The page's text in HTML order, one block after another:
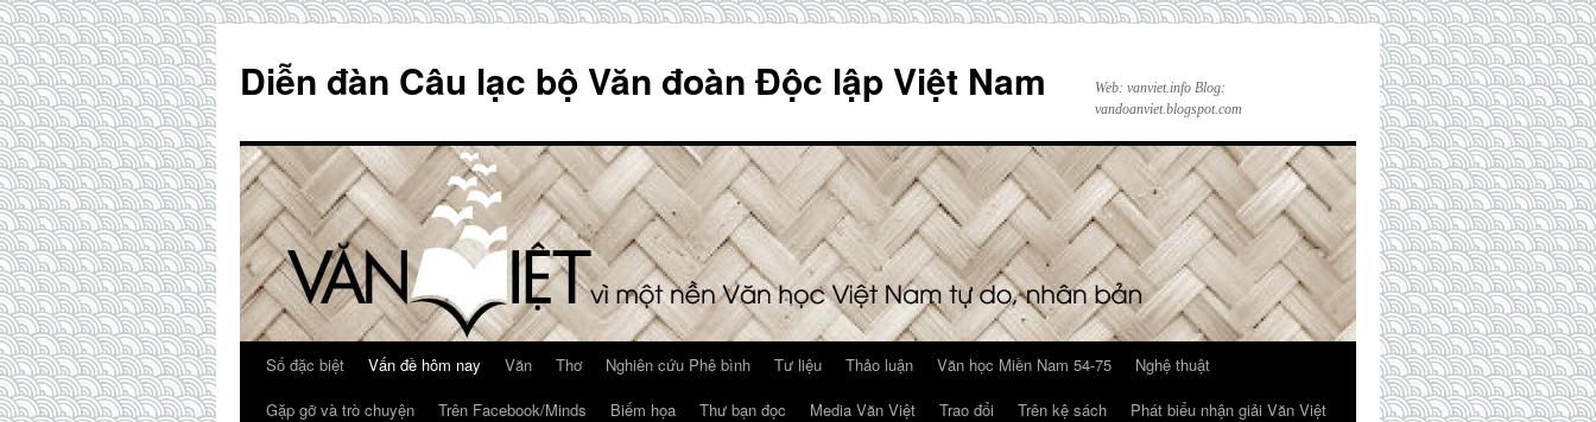
content
Diễn đàn Câu lạc bộ Văn đoàn Độc lập Việt Nam
Web: vanviet.info Blog:
vandoanviet.blogspot.com
Số đặc biệt Vấn đề hôm nay Văn Thơ Nghiên cứu Phê bình Tư liệu Thảo luận Văn học Miền Nam 54-75
Nghệ thuật
Gặp gỡ và trò chuyện
Trên Facebook/Minds Biếm họa Thư bạn đọc Media Văn Việt Trao đổi Trên kệ sách
Phát biểu nhận giải Văn Việt